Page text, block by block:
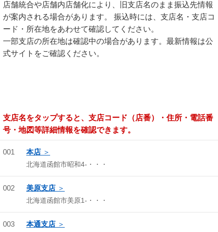
店舗統合や店舗内店舗化により、旧支店名のまま振込先情報
が案内される場合があります。 振込時には、支店名・支店コ
ード・所在地をあわせて確認してください。
一部支店の所在地は確認中の場合があります。最新情報は公
式サイトをご確認ください。
支店名をタップすると、支店コード（店番）・住所・電話番
号・地図等詳細情報を確認できます。
001 本店
北海道函館市昭和4-・・・
002 美原支店
北海道函館市美原1-・・・
003 本通支店